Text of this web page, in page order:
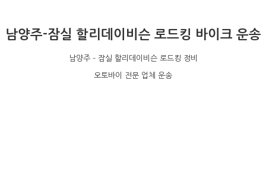
남양주-잠실 할리데이비슨 로드킹 바이크 운송
남양주 – 잠실 할리데이비슨 로드킹 정비
오토바이 전문 업체 운송